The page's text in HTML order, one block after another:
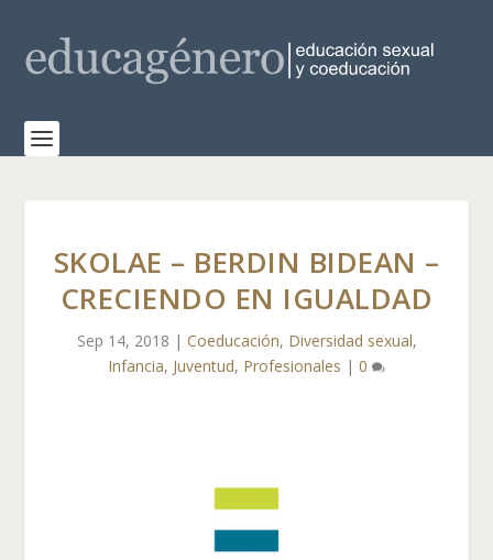
SKOLAE – BERDIN BIDEAN –
CRECIENDO EN IGUALDAD
Sep 14, 2018 | Coeducación, Diversidad sexual,
Infancia, Juventud, Profesionales | 0